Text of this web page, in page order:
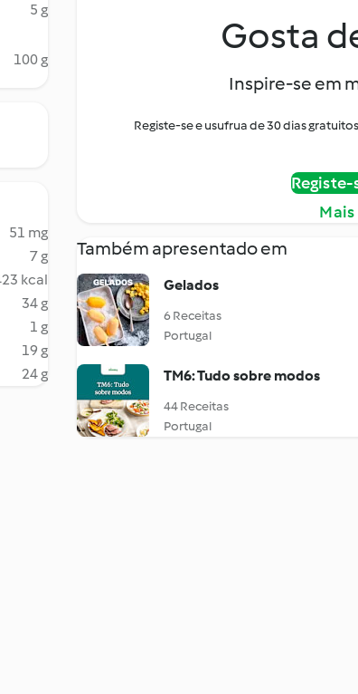
5 g
100 g
51 mg
7 g
kcal
34 g
1 g
19 g
24 g
Gosta
Inspire-se em
Registe-se e usufrua de 30 dias
Também apresentado em
Gelados
6 Receitas
Portugal
TM6: Tudo sobre modos
44 Receitas
Portugal